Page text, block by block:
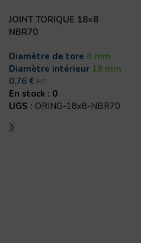
JOINT TORIQUE 18×8
NBR70
Diamètre de tore 8 mm
Diamètre intérieur 18 mm
0,76 € HT
En stock : 0
UGS : ORING-18x8-NBR70